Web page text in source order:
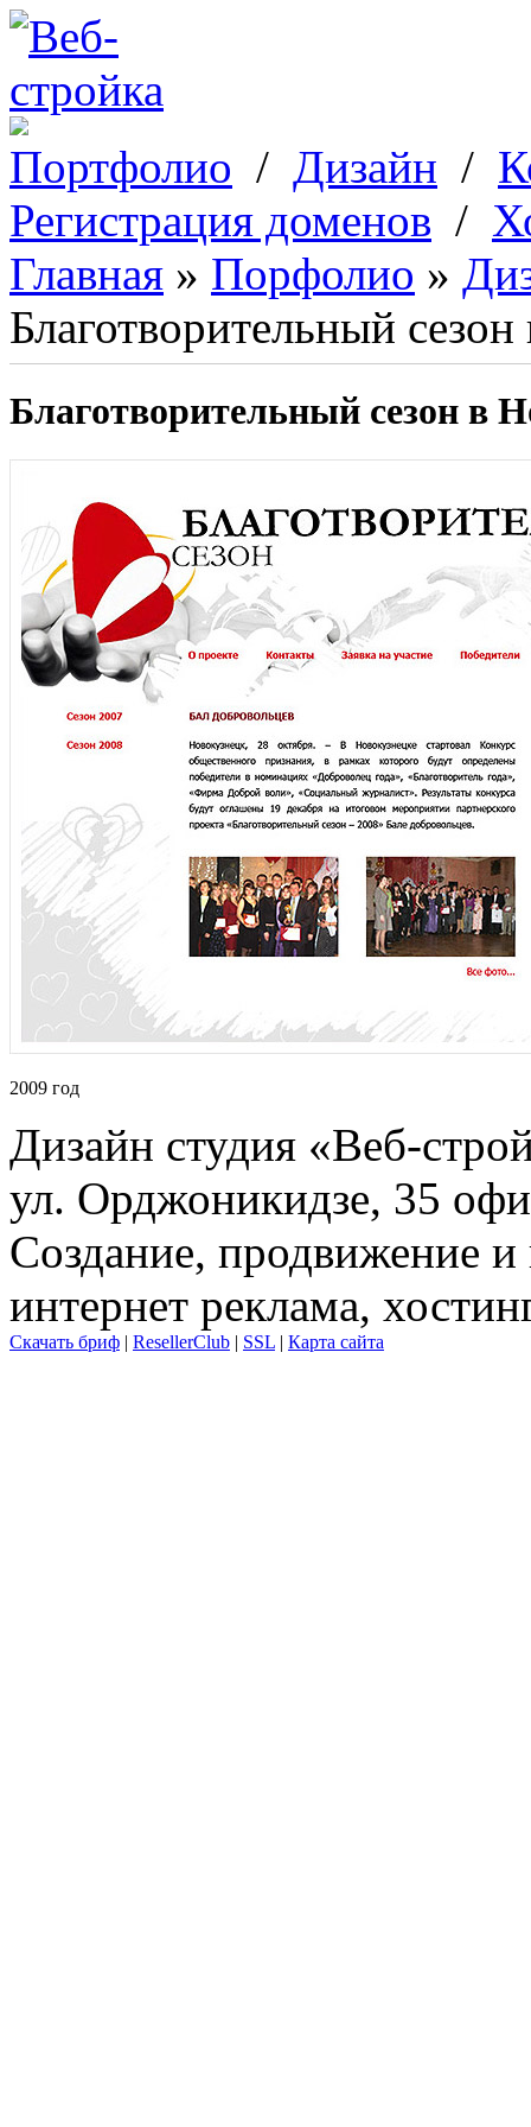
Перейти к основному содержанию
Портфолио / Дизайн /
Регистрация доменов /
Вы здесь
Главная » Порфолио »
Благотворительный
Благотворительный сезон в
2009 год
Дизайн студия «Веб-
ул. Орджоникидзе, 35
Создание, продвижение и
интернет реклама,
Скачать бриф | ResellerClub | SSL | Карта сайта